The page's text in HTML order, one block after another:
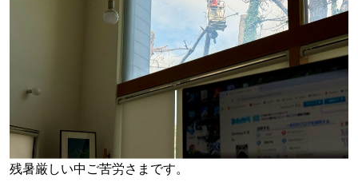
残暑厳しい中ご苦労さまです。